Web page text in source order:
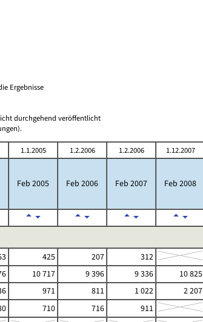
Ergebnisse
durchgehend veröffentlicht
1.1.2005 1.2.2006 1.2.2006 1.12.2007
Feb 2005 Feb 2006 Feb 2007 Feb 2008
425 207
312
10 717 9 396 9 336 10 825
971 811 1 022 2 207
710 716
911